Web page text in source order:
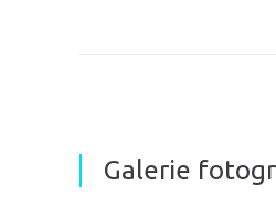
Galerie